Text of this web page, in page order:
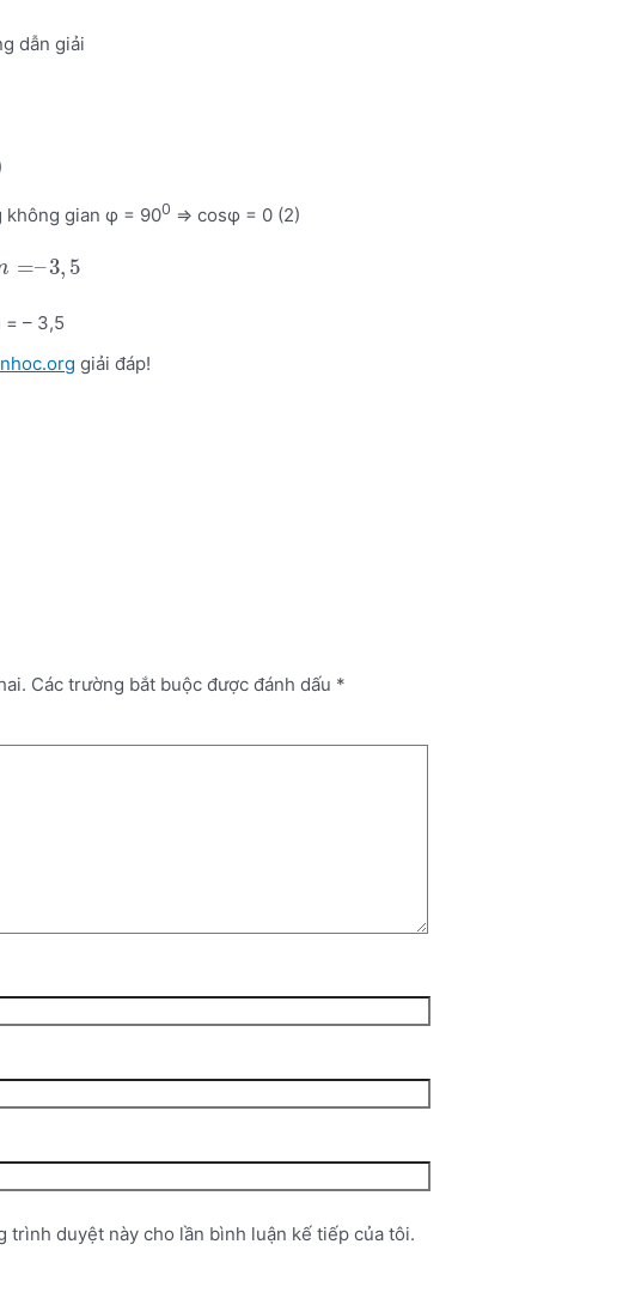
dẫn giải
không gian φ = 900 => cosφ = 0 (2)
=–3, 5
= – 3,5
giải đáp!
Các trường bắt buộc được đánh dấu *
trình duyệt này cho lần bình luận kế tiếp của tôi.